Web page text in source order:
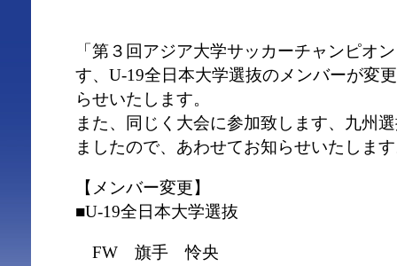
「第３回アジア大学サッカーチャンピオ
す、U-19全日本大学選抜のメンバーが変
らせいたします。
また、同じく大会に参加致します、九州
ましたので、あわせてお知らせいたしま
【メンバー変更】
■U-19全日本大学選抜
FW 旗手 怜央